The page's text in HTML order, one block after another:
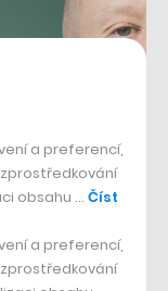
a preferencí,
obsahu … Číst
a preferencí,